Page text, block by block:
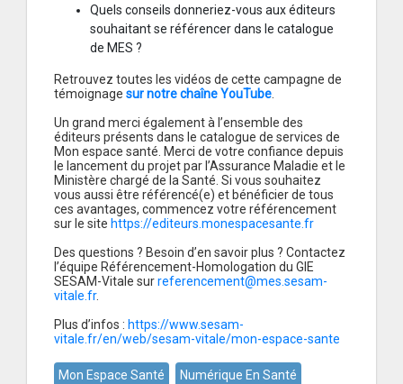
Quels conseils donneriez-vous aux éditeurs
souhaitant se référencer dans le catalogue
de MES ?
Retrouvez toutes les vidéos de cette campagne de
témoignage sur notre chaîne YouTube.
Un grand merci également à l’ensemble des
éditeurs présents dans le catalogue de services de
Mon espace santé. Merci de votre confiance depuis
le lancement du projet par l’Assurance Maladie et le
Ministère chargé de la Santé. Si vous souhaitez
vous aussi être référencé(e) et bénéficier de tous
ces avantages, commencez votre référencement
sur le site https://editeurs.monespacesante.fr
Des questions ? Besoin d’en savoir plus ? Contactez
l’équipe Référencement-Homologation du GIE
SESAM-Vitale surreferencement@mes.sesam-
vitale.fr.
Plus d’infos : https://www.sesam-
vitale.fr/en/web/sesam-vitale/mon-espace-sante
Mon Espace Santé
Numérique En Santé